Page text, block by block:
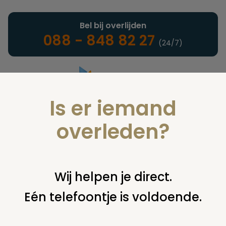
Landelijke uitvaartonderneming
Bel bij overlijden
088 - 848 82 27 (24/7)
U bent hier: home nieuws & agenda nieuws zondag 31
mei: inspiratiedag natuurbegraafplaats hillig meer
Is er iemand
overleden?
Wij helpen je direct.
Eén telefoontje is voldoende.